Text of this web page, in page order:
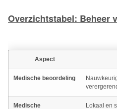
Overzichtstabel: Beheer
Aspect
Medische beoordeling
Medische Lokaal en